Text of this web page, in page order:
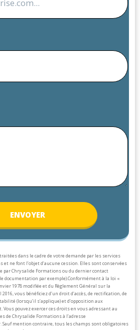
ENVOYER
dans le cadre de votre demande par les services
ne font l’objet d’aucune cession. Elles sont conservées
par Chrysalide Formations ou du dernier contact
documentation par exemple).Conformément à la loi «
1978 modifiée et du Règlement Général sur la
vous bénéficiez d’un droit d’accès, de rectification, de
(lorsqu’il s’applique) et d’opposition aux
pouvez exercer ces droits en vous adressant au
de Chrysalide Formations à l’adresse
Sauf mention contraire, tous les champs sont obligatoires